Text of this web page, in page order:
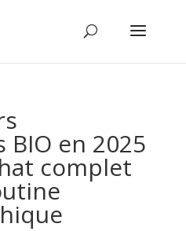
en 2025
complet